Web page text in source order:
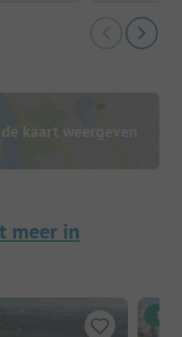
kaart weergeven
meer in